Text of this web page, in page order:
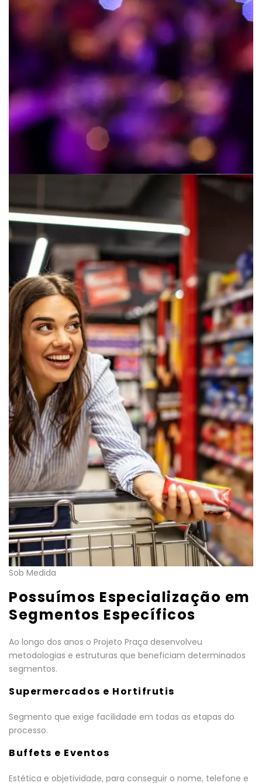
Sob Medida
Possuímos Especialização em
Segmentos Específicos
Ao longo dos anos o Projeto Praça desenvolveu
metodologias e estruturas que beneficiam determinados
segmentos.
Supermercados e Hortifrutis
Segmento que exige facilidade em todas as etapas do
processo.
Buffets e Eventos
Estética e objetividade, para conseguir o nome, telefone e